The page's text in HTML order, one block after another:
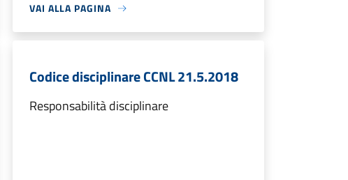
VAI ALLA PAGINA
Codice disciplinare CCNL 21.5.2018
Responsabilità disciplinare